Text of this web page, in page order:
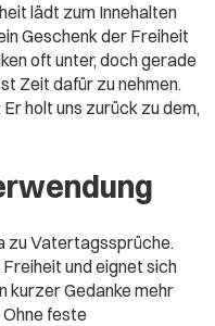
lädt zum Innehalten
Geschenk der Freiheit
oft unter, doch gerade
Zeit dafür zu nehmen.
holt uns zurück zu dem,
zu Vatertagssprüche.
und eignet sich
kurzer Gedanke mehr
Ohne feste